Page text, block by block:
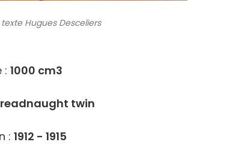
Hugues Desceliers
: 1000 cm3
twin
: 1912 - 1915